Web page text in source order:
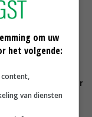
geitenzuivel blijft
top
pluimveesector
om uw
het volgende:
content,
van diensten